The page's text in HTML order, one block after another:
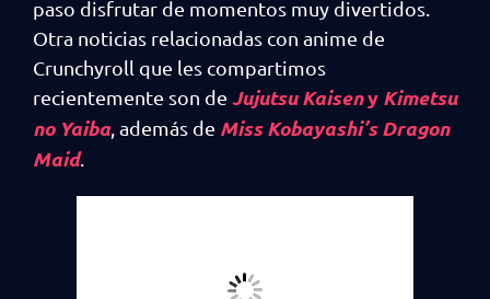
paso disfrutar de momentos muy divertidos.
Otra noticias relacionadas con anime de
Crunchyroll que les compartimos
recientemente son de Jujutsu Kaiseny Kimetsu
no Yaiba , además de Miss Kobayashi’s Dragon
Maid.